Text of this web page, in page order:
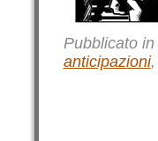
Pubblicato in
anticipazioni,